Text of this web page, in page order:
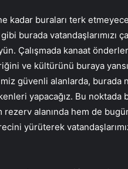
kadar buraları terk
burada vatandaşlarımızı
Çalışmada kanaat
ve kültürünü buraya
güvenli alanlarda, burada
yapacağız. Bu noktada
rezerv alanında hem de
yürüterek